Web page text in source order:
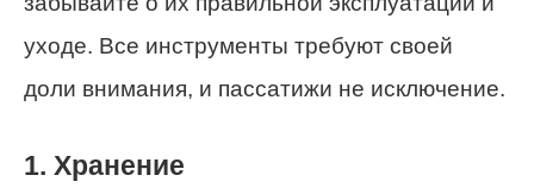
уходе. Все инструменты требуют своей
доли внимания, и пассатижи не исключение.
1. Хранение